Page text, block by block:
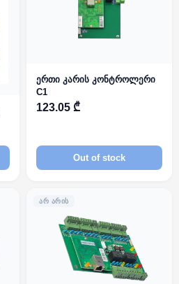
ერთი კარის კონტროლერი
C1
123.05 ₾
Out of stock
ᲐᲠ ᲐᲠᲘᲡ